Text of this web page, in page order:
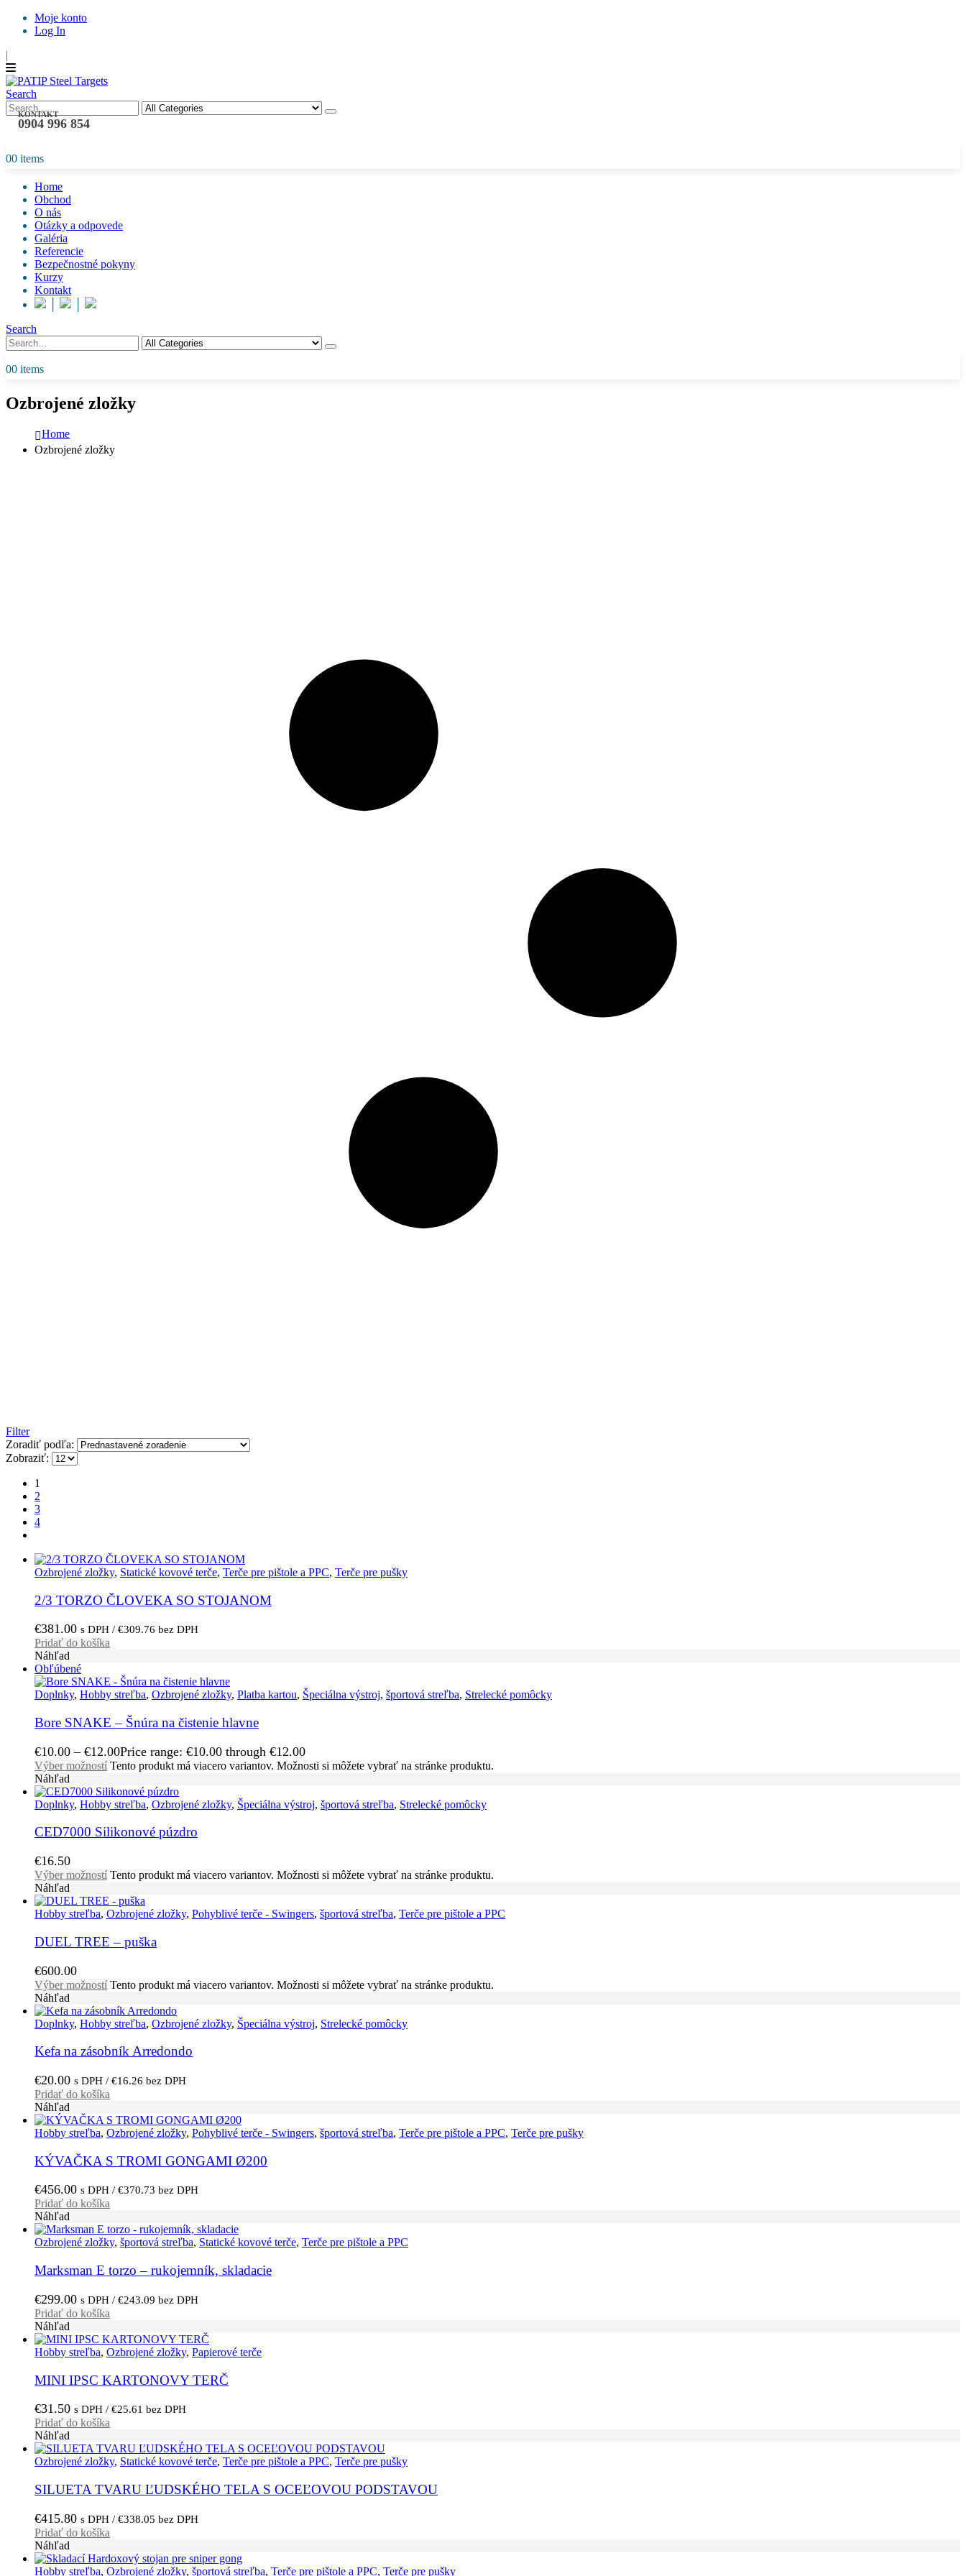
Moje konto
Log In
|
Search
KONTAKT
0904 996 854
00 items
Home
Obchod
O nás
Otázky a odpovede
Galéria
Referencie
Bezpečnostné pokyny
Kurzy
Kontakt
Search
00 items
Ozbrojené zložky
Home
Ozbrojené zložky
Filter
Zoradiť podľa:
Zobraziť:
1
2
3
4
Ozbrojené zložky, Statické kovové terče, Terče pre pištole a PPC, Terče pre pušky
2/3 TORZO ČLOVEKA SO STOJANOM
€381.00 s DPH / €309.76 bez DPH
Pridať do košíka
Náhľad
Obľúbené
Doplnky, Hobby streľba, Ozbrojené zložky, Platba kartou, Špeciálna výstroj, športová streľba, Strelecké pomôcky
Bore SNAKE – Šnúra na čistenie hlavne
€10.00 – €12.00Price range: €10.00 through €12.00
Výber možností Tento produkt má viacero variantov. Možnosti si môžete vybrať na stránke produktu.
Náhľad
Doplnky, Hobby streľba, Ozbrojené zložky, Špeciálna výstroj, športová streľba, Strelecké pomôcky
CED7000 Silikonové púzdro
€16.50
Výber možností Tento produkt má viacero variantov. Možnosti si môžete vybrať na stránke produktu.
Náhľad
Hobby streľba, Ozbrojené zložky, Pohyblivé terče - Swingers, športová streľba, Terče pre pištole a PPC
DUEL TREE – puška
€600.00
Výber možností Tento produkt má viacero variantov. Možnosti si môžete vybrať na stránke produktu.
Náhľad
Doplnky, Hobby streľba, Ozbrojené zložky, Špeciálna výstroj, Strelecké pomôcky
Kefa na zásobník Arredondo
€20.00 s DPH / €16.26 bez DPH
Pridať do košíka
Náhľad
Hobby streľba, Ozbrojené zložky, Pohyblivé terče - Swingers, športová streľba, Terče pre pištole a PPC, Terče pre pušky
KÝVAČKA S TROMI GONGAMI Ø200
€456.00 s DPH / €370.73 bez DPH
Pridať do košíka
Náhľad
Ozbrojené zložky, športová streľba, Statické kovové terče, Terče pre pištole a PPC
Marksman E torzo – rukojemník, skladacie
€299.00 s DPH / €243.09 bez DPH
Pridať do košíka
Náhľad
Hobby streľba, Ozbrojené zložky, Papierové terče
MINI IPSC KARTONOVY TERČ
€31.50 s DPH / €25.61 bez DPH
Pridať do košíka
Náhľad
Ozbrojené zložky, Statické kovové terče, Terče pre pištole a PPC, Terče pre pušky
SILUETA TVARU ĽUDSKÉHO TELA S OCEĽOVOU PODSTAVOU
€415.80 s DPH / €338.05 bez DPH
Pridať do košíka
Náhľad
Hobby streľba, Ozbrojené zložky, športová streľba, Terče pre pištole a PPC, Terče pre pušky